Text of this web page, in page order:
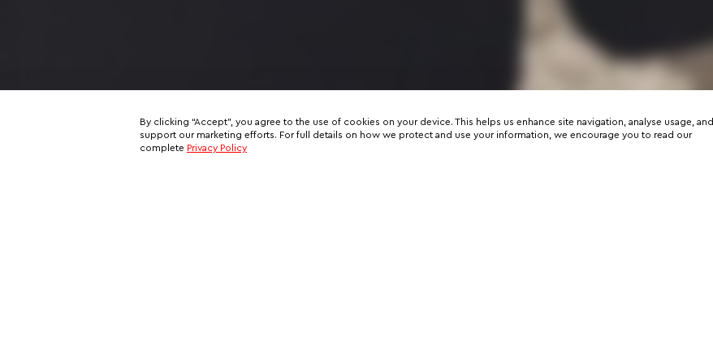
By clicking “Accept”, you agree to the use of cookies on your device. This helps us enhance site navigation, analyse usage, and
support our marketing efforts. For full details on how we protect and use your information, we encourage you to read our
complete Privacy Policy